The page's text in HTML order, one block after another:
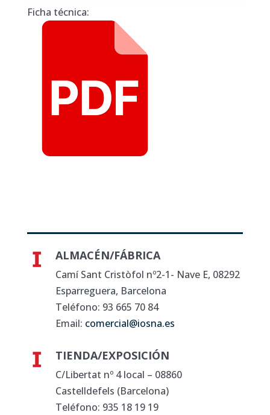
Ficha técnica:
ALMACÉN/FÁBRICA
Camí Sant Cristòfol nº2-1- Nave E, 08292
Esparreguera, Barcelona
Teléfono: 93 665 70 84
Email: comercial@iosna.es
TIENDA/EXPOSICIÓN
C/Libertat nº 4 local – 08860
Castelldefels (Barcelona)
Teléfono: 935 18 19 19